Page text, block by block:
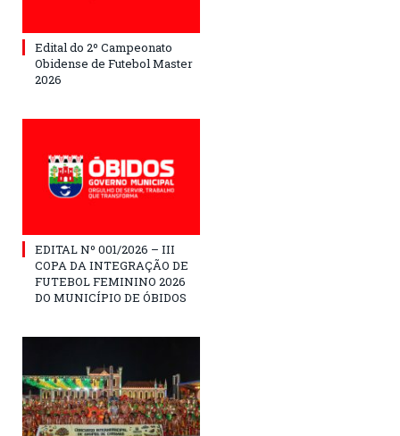
Edital do 2º Campeonato
Obidense de Futebol Master
2026
EDITAL Nº 001/2026 – III
COPA DA INTEGRAÇÃO DE
FUTEBOL FEMININO 2026
DO MUNICÍPIO DE ÓBIDOS